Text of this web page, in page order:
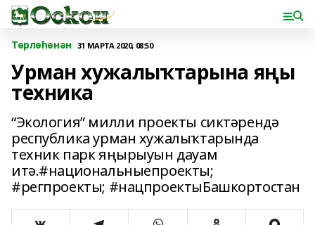
Төрлөһөнән 31 МАРТА 2020, 08:50
Урман хужалыҡтарына яңы
техника
“Экология” милли проекты сиктәрендә
республика урман хужалыҡтарында
техник парк яңырыуын дауам
итә.#национальныепроекты;
#регпроекты; #нацпроектыБашкортостан